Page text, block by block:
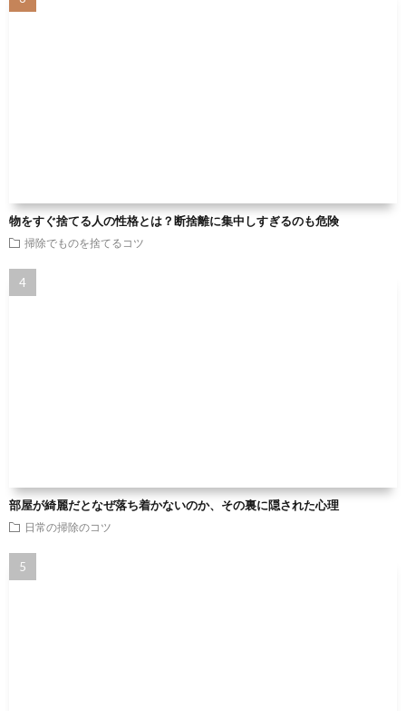
物をすぐ捨てる人の性格とは？断捨離に集中しすぎるのも危険
掃除でものを捨てるコツ
部屋が綺麗だとなぜ落ち着かないのか、その裏に隠された心理
日常の掃除のコツ